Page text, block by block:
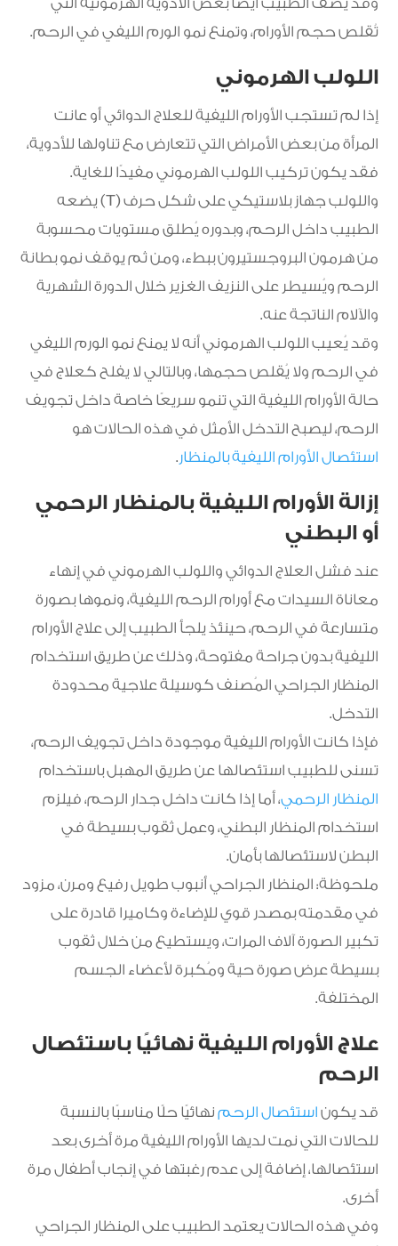
تُقلص حجم الأورام، وتمنع نمو الورم الليفي في الرحم.
اللولب الهرموني
إذا لم تستجب الأورام الليفية للعلاج الدوائي أو عانت
المرأة من بعض الأمراض التي تتعارض مع تناولها للأدوية،
فقد يكون تركيب اللولب الهرموني مفيدًا للغاية.
واللولب جهاز بلاستيكي على شكل حرف (T) يضعه
الطبيب داخل الرحم، وبدوره يُطلق مستويات محسوبة
من هرمون البروجستيرون ببطء، ومن ثم يوقف نمو بطانة
الرحم ويُسيطر على النزيف الغزير خلال الدورة الشهرية
والآلام الناتجة عنه.
وقد يُعيب اللولب الهرموني أنه لا يمنع نمو الورم الليفي
في الرحم ولا يُقلص حجمها، وبالتالي لا يفلح كعلاج في
حالة الأورام الليفية التي تنمو سريعًا خاصة داخل تجويف
الرحم، ليصبح التدخل الأمثل في هذه الحالات هو
استئصال الأورام الليفية بالمنظار .
إزالة الأورام الليفية بالمنظار الرحمي
أو البطني
عند فشل العلاج الدوائي واللولب الهرموني في إنهاء
معاناة السيدات مع أورام الرحم الليفية، ونموها بصورة
متسارعة في الرحم، حينئذ يلجأ الطبيب إلى علاج الأورام
الليفية بدون جراحة مفتوحة، وذلك عن طريق استخدام
المنظار الجراحي المُصنف كوسيلة علاجية محدودة
التدخل.
فإذا كانت الأورام الليفية موجودة داخل تجويف الرحم،
تسنى للطبيب استئصالها عن طريق المهبل باستخدام
المنظار الرحمي، أما إذا كانت داخل جدار الرحم، فيلزم
استخدام المنظار البطني، وعمل ثقوب بسيطة في
البطن لاستئصالها بأمان.
ملحوظة: المنظار الجراحي أنبوب طويل رفيع ومرن، مزود
في مقدمته بمصدر قوي للإضاءة وكاميرا قادرة على
تكبير الصورة آلاف المرات، ويستطيع من خلال ثقوب
بسيطة عرض صورة حية ومُكبرة لأعضاء الجسم
المختلفة.
علاج الأورام الليفية نهائيًا باستئصال
الرحم
قد يكون استئصال الرحم نهائيًا حلًا مناسبًا بالنسبة
للحالات التي نمت لديها الأورام الليفية مرة أخرى بعد
استئصالها، إضافة إلى عدم رغبتها في إنجاب أطفال مرة
أخرى.
وفي هذه الحالات يعتمد الطبيب على المنظار الجراحي